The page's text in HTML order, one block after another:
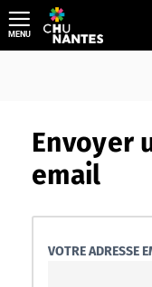
Aller
au
contenu
MENU
Envoyer
email
VOTRE ADRESSE